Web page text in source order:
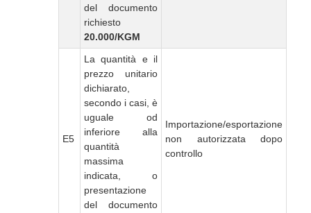
del documento
richiesto
20.000/KGM
E5
La quantità e il
prezzo unitario
dichiarato,
secondo i casi, è
uguale od
inferiore alla
quantità
massima
indicata, o
presentazione
del documento
Importazione/esportazione
non autorizzata dopo
controllo